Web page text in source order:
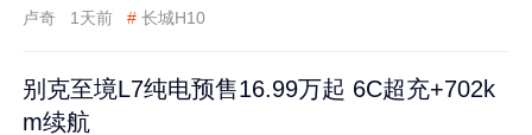
卢奇 1天前 # 长城H10
别克至境L7纯电预售16.99万起 6C超充+702k
m续航